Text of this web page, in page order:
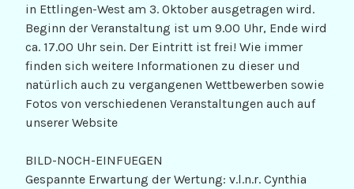
in Ettlingen-West am 3. Oktober ausgetragen wird.
Beginn der Veranstaltung ist um 9.00 Uhr, Ende wird
ca. 17.00 Uhr sein. Der Eintritt ist frei! Wie immer
finden sich weitere Informationen zu dieser und
natürlich auch zu vergangenen Wettbewerben sowie
Fotos von verschiedenen Veranstaltungen auch auf
unserer Website
BILD-NOCH-EINFUEGEN
Gespannte Erwartung der Wertung: v.l.n.r. Cynthia